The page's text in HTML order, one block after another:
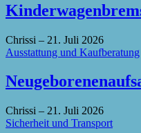
Chrissi – 21. Juli 2026
Ausstattung und Kaufberatung
Chrissi – 21. Juli 2026
Sicherheit und Transport